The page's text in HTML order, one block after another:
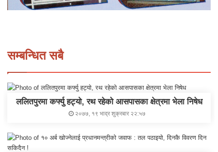
सम्बन्धित सबै
ललितपुरमा कर्फ्यु हट्यो, रथ रहेको आसपासका क्षेत्रमा भेला निषेध
२०७७, १९ भाद्र शुक्रबार २२:५७